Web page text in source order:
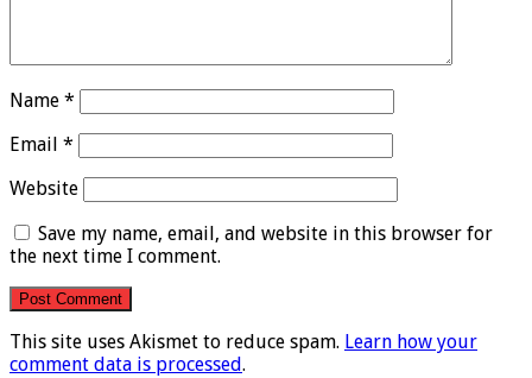
Name *
Email *
Website
Save my name, email, and website in this browser for
the next time I comment.
This site uses Akismet to reduce spam. Learn how your
comment data is processed.